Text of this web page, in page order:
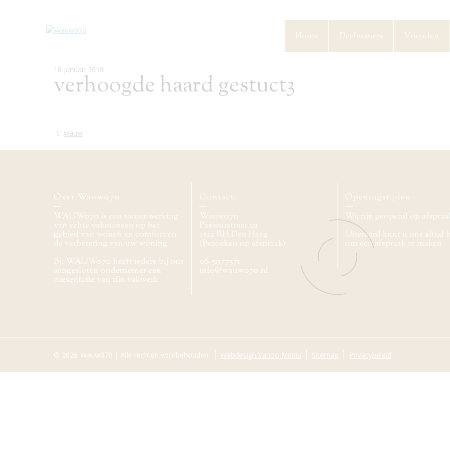
Home Deelnemers Vrienden
18 januari 2018
verhoogde haard gestuct3
wauw
Over Wauw070
WAUW070 is een samenwerking
van echte vakmensen op het
gebied van wonen en comfort en
de verbetering van uw woning
Bij WAUW070 heeft iedere bij ons
aangesloten ondernemer een
presentatie van zijn vakwerk
Contact
Wauw070
Pasteurstraat 151
2522 RH Den Haag
(Bezoeken op afspraak)
06-51577371
info@wauw070.nl
Openingstijden
Wij zijn geopend op
Uiteraard kunt u ons altijd
om een afspraak te maken.
© 2026 Wauw070 | Alle rechten voorbehouden. Webdesign Vanoo Media Sitemap Privacybeleid